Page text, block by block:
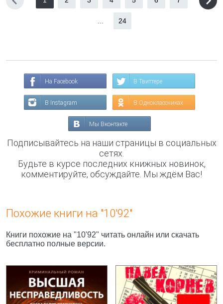
24
На Facebook В Твиттере
В Instagram В Одноклассниках
Мы Вконтакте
Подписывайтесь на наши страницы в социальных
сетях.
Будьте в курсе последних книжных новинок,
комментируйте, обсуждайте. Мы ждём Вас!
Похожие книги на "10'92"
Книги похожие на "10'92" читать онлайн или скачать
бесплатно полные версии.